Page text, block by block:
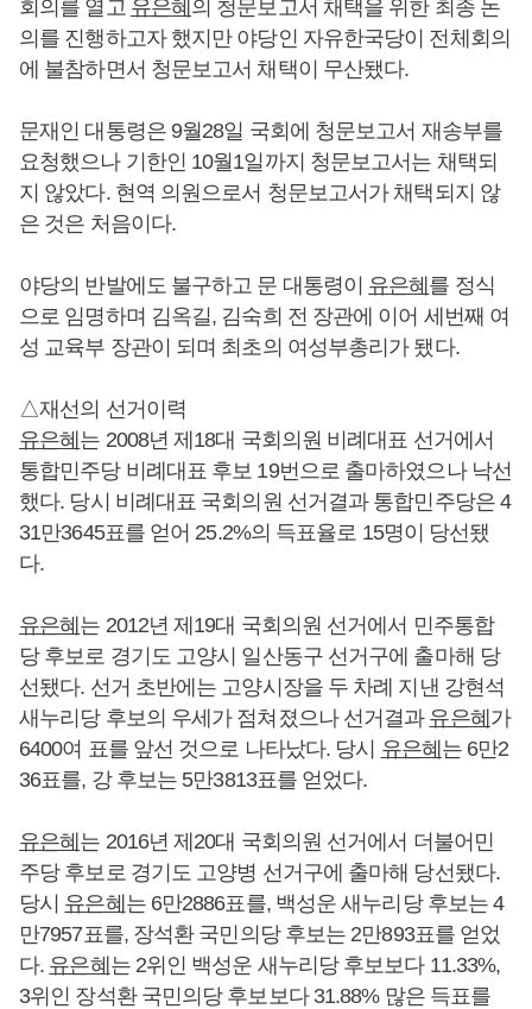
회의를 열고 유은혜 의 청문보고서 채택을 위한 최종 논
의를 진행하고자 했지만 야당인 자유한국당이 전체회의
에 불참하면서 청문보고서 채택이 무산됐다.
문재인 대통령은 9월28일 국회에 청문보고서 재송부를
요청했으나 기한인 10월1일까지 청문보고서는 채택되
지 않았다. 현역 의원으로서 청문보고서가 채택되지 않
은 것은 처음이다.
야당의 반발에도 불구하고 문 대통령이 유은혜를 정식
으로 임명하며 김옥길, 김숙희 전 장관에 이어 세번째 여
성 교육부 장관이 되며 최초의 여성부총리가 됐다.
△재선의 선거이력
유은혜는 2008년 제18대 국회의원 비례대표 선거에서
통합민주당 비례대표 후보 19번으로 출마하였으나 낙선
했다. 당시 비례대표 국회의원 선거결과 통합민주당은 4
31만3645표를 얻어 25.2%의 득표율로 15명이 당선됐
다.
유은혜는 2012년 제19대 국회의원 선거에서 민주통합
당 후보로 경기도 고양시 일산동구 선거구에 출마해 당
선됐다. 선거 초반에는 고양시장을 두 차례 지낸 강현석
새누리당 후보의 우세가 점쳐졌으나 선거결과 유은혜가
6400여 표를 앞선 것으로 나타났다. 당시 유은혜는 6만2
36표를, 강 후보는 5만3813표를 얻었다.
유은혜는 2016년 제20대 국회의원 선거에서 더불어민
주당 후보로 경기도 고양병 선거구에 출마해 당선됐다.
당시 유은혜는 6만2886표를, 백성운 새누리당 후보는 4
만7957표를, 장석환 국민의당 후보는 2만893표를 얻었
다. 유은혜는 2위인 백성운 새누리당 후보보다 11.33%,
3위인 장석환 국민의당 후보보다 31.88% 많은 득표를